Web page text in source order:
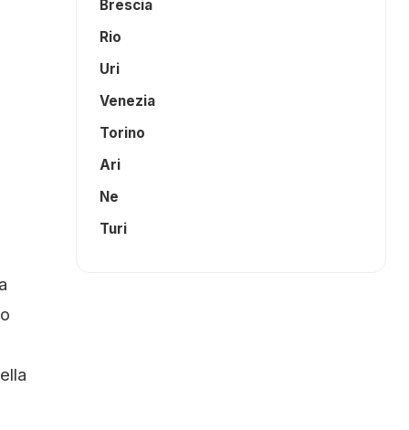
Brescia
Rio
Uri
Venezia
Torino
Ari
Ne
Turi